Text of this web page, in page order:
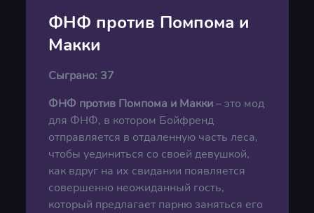
ФНФ против Помпома и
Макки
Сыграно: 37
ФНФ против Помпома и Макки– это мод
для ФНФ, в котором Бойфренд
отправляется в отдаленную часть леса,
чтобы уединиться со своей девушкой,
как вдруг на их свидании появляется
совершенно неожиданный гость,
который предлагает парню заняться его